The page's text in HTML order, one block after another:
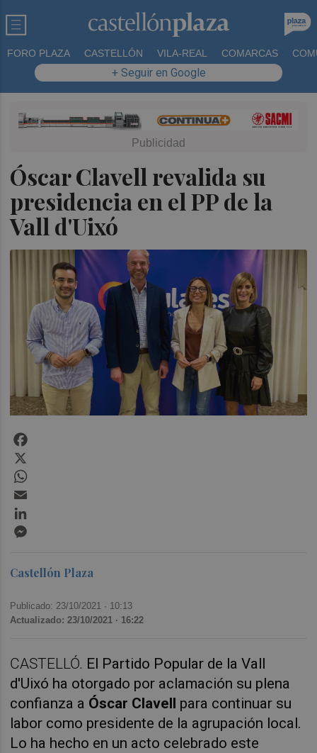
FORO PLAZA CASTELLÓN VILA-REAL COMARCAS
+ Seguir en Google
Óscar Clavell revalida su
presidencia en el PP de la
Vall d'Uixó
Castellón Plaza
Publicado: 23/10/2021 · 10:13
Actualizado: 23/10/2021 · 16:22
CASTELLÓ. El Partido Popular de la Vall
d'Uixó ha otorgado por aclamación su plena
confianza a Óscar Clavell para continuar su
labor como presidente de la agrupación local.
Lo ha hecho en un acto celebrado este